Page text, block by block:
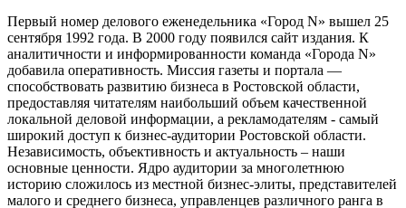
Первый номер делового еженедельника «Город N» вышел 25
сентября 1992 года. В 2000 году появился сайт издания. К
аналитичности и информированности команда «Города N»
добавила оперативность. Миссия газеты и портала —
способствовать развитию бизнеса в Ростовской области,
предоставляя читателям наибольший объем качественной
локальной деловой информации, а рекламодателям - самый
широкий доступ к бизнес-аудитории Ростовской области.
Независимость, объективность и актуальность – наши
основные ценности. Ядро аудитории за многолетнюю
историю сложилось из местной бизнес-элиты, представителей
малого и среднего бизнеса, управленцев различного ранга в